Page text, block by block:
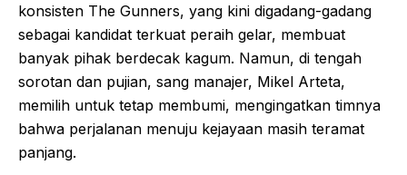
konsisten The Gunners, yang kini digadang-gadang
sebagai kandidat terkuat peraih gelar, membuat
banyak pihak berdecak kagum. Namun, di tengah
sorotan dan pujian, sang manajer, Mikel Arteta,
memilih untuk tetap membumi, mengingatkan timnya
bahwa perjalanan menuju kejayaan masih teramat
panjang.